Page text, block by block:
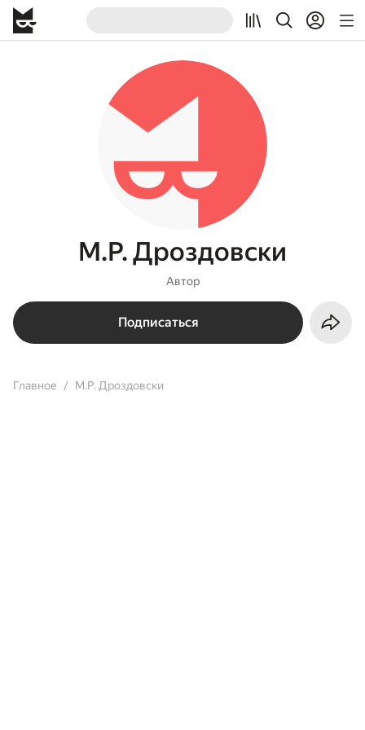
М.Р. Дроздовски
Автор
Подписаться
Главное М.Р. Дроздовски